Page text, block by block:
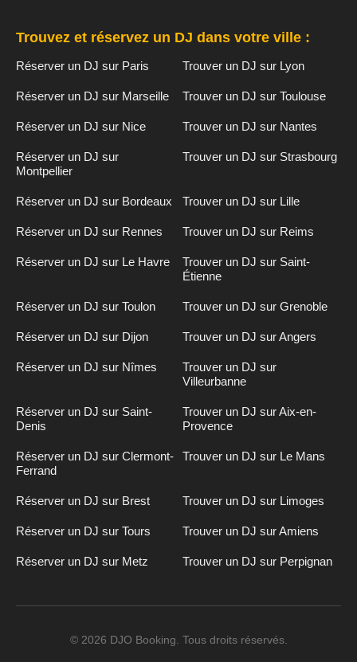
Trouvez et réservez un DJ dans votre ville :
Réserver un DJ sur Paris Trouver un DJ sur Lyon
Réserver un DJ sur Marseille Trouver un DJ sur Toulouse
Réserver un DJ sur Nice Trouver un DJ sur Nantes
Réserver un DJ sur
Montpellier
Trouver un DJ sur Strasbourg
Réserver un DJ sur Bordeaux Trouver un DJ sur Lille
Réserver un DJ sur Rennes Trouver un DJ sur Reims
Réserver un DJ sur Le Havre
Trouver un DJ sur Saint-
Étienne
Réserver un DJ sur Toulon Trouver un DJ sur Grenoble
Réserver un DJ sur Dijon Trouver un DJ sur Angers
Réserver un DJ sur Nîmes
Trouver un DJ sur
Villeurbanne
Réserver un DJ sur Saint-
Denis
Trouver un DJ sur Aix-en-
Provence
Réserver un DJ sur Clermont-
Ferrand
Trouver un DJ sur Le Mans
Réserver un DJ sur Brest Trouver un DJ sur Limoges
Réserver un DJ sur Tours Trouver un DJ sur Amiens
Réserver un DJ sur Metz Trouver un DJ sur Perpignan
© 2026 DJO Booking. Tous droits réservés.